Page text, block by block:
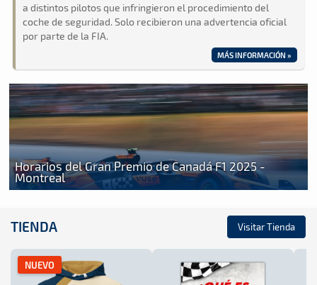
a distintos pilotos que infringieron el procedimiento del
coche de seguridad. Solo recibieron una advertencia oficial
por parte de la FIA.
MÁS INFORMACIÓN »
Horarios del Gran Premio de Canadá F1 2025 -
Montreal
TIENDA Visitar Tienda
NUEVO